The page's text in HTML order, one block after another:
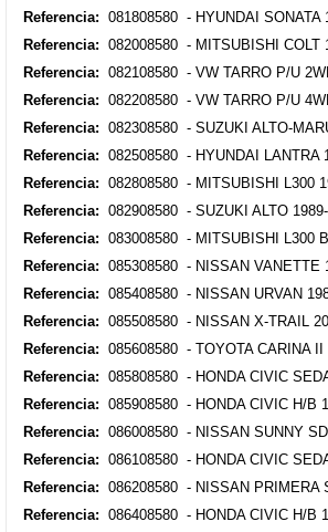
Referencia: 081808580 - HYUNDAI SONATA
Referencia: 082008580 - MITSUBISHI COLT
Referencia: 082108580 - VW TARRO P/U
Referencia: 082208580 - VW TARRO P/U
Referencia: 082308580 - SUZUKI ALTO-
Referencia: 082508580 - HYUNDAI LANTRA
Referencia: 082808580 - MITSUBISHI L300
Referencia: 082908580 - SUZUKI ALTO
Referencia: 083008580 - MITSUBISHI L300
Referencia: 085308580 - NISSAN VANETTE
Referencia: 085408580 - NISSAN URVAN
Referencia: 085508580 - NISSAN X-TRAIL
Referencia: 085608580 - TOYOTA CARINA II
Referencia: 085808580 - HONDA CIVIC
Referencia: 085908580 - HONDA CIVIC H/B
Referencia: 086008580 - NISSAN SUNNY
Referencia: 086108580 - HONDA CIVIC
Referencia: 086208580 - NISSAN PRIMERA
Referencia: 086408580 - HONDA CIVIC H/B